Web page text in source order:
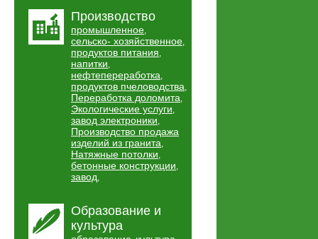
Производство
промышленное,
сельско- хозяйственное,
продуктов питания,
напитки,
нефтепереработка,
продуктов пчеловодства,
Переработка доломита,
Экологические услуги,
завод электроники,
Производство продажа
изделий из гранита,
Натяжные потолки,
бетонные конструкции,
завод,
Образование и
культура